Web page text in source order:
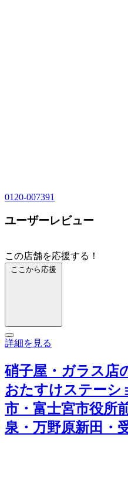
0120-007391
ユーザーレビュー
この店舗を応援する！
ここから応援
詳細を見る
硝子屋・ガラス店
おたすけステーシ
市・富士宮市役所
泉・万野原新田・